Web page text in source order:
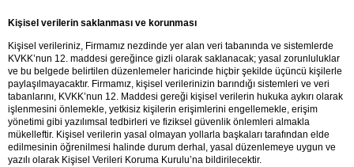
Kişisel verilerin saklanması ve korunması
Kişisel verileriniz, Firmamız nezdinde yer alan veri tabanında ve sistemlerde
KVKK’nun 12. maddesi gereğince gizli olarak saklanacak; yasal zorunluluklar
ve bu belgede belirtilen düzenlemeler haricinde hiçbir şekilde üçüncü kişilerle
paylaşılmayacaktır. Firmamız, kişisel verilerinizin barındığı sistemleri ve veri
tabanlarını, KVKK’nun 12. Maddesi gereği kişisel verilerin hukuka aykırı olarak
işlenmesini önlemekle, yetkisiz kişilerin erişimlerini engellemekle, erişim
yönetimi gibi yazılımsal tedbirleri ve fiziksel güvenlik önlemleri almakla
mükelleftir. Kişisel verilerin yasal olmayan yollarla başkaları tarafından elde
edilmesinin öğrenilmesi halinde durum derhal, yasal düzenlemeye uygun ve
yazılı olarak Kişisel Verileri Koruma Kurulu’na bildirilecektir.